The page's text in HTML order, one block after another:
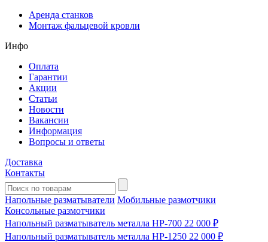
Аренда станков
Монтаж фальцевой кровли
Инфо
Оплата
Гарантии
Акции
Статьи
Новости
Вакансии
Информация
Вопросы и ответы
Доставка
Контакты
Напольные разматыватели Мобильные размотчики
Консольные размотчики
Напольный разматыватель металла HP-700 22 000 ₽
Напольный разматыватель металла HP-1250 22 000 ₽